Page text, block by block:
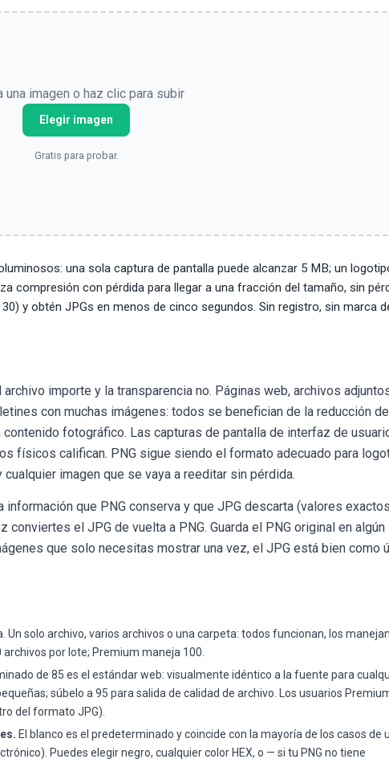
una imagen o haz clic para subir
Elegir imagen
Gratis para probar.
una sola captura de pantalla puede alcanzar 5 MB; un
compresión con pérdida para llegar a una fracción del tamaño, sin
y obtén JPGs en menos de cinco segundos. Sin registro, sin marca
importe y la transparencia no. Páginas web, archivos
con muchas imágenes: todos se benefician de la reducción de
fotográfico. Las capturas de pantalla de interfaz de
físicos califican. PNG sigue siendo el formato adecuado para
imagen que se vaya a reeditar sin pérdida.
que PNG conserva y que JPG descarta (valores
el JPG de vuelta a PNG. Guarda el PNG original en algún
que solo necesitas mostrar una vez, el JPG está bien como
Un solo archivo, varios archivos o una carpeta: todos funcionan, los
por lote; Premium maneja 100.
de 85 es el estándar web: visualmente idéntico a la fuente para
súbelo a 95 para salida de calidad de archivo. Los usuarios
del formato JPG).
El blanco es el predeterminado y coincide con la mayoría de los casos de
Puedes elegir negro, cualquier color HEX, o — si tu PNG no tiene